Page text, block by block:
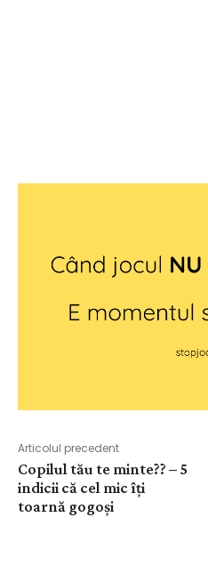
Articolul precedent
Copilul tău te minte?? – 5
indicii că cel mic îți
toarnă gogoși